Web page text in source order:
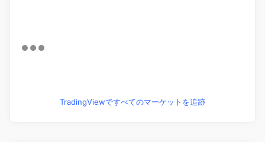
TradingViewですべてのマーケットを追跡